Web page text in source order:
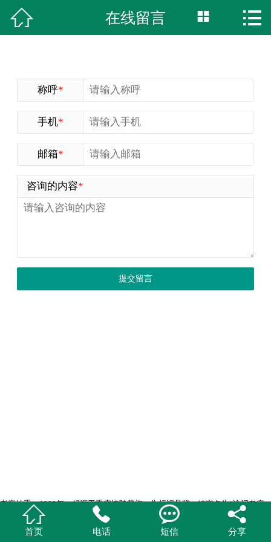
首页
新闻资讯
获奖时刻
阅读美食
商标授权
 在线留言  
称呼*
手机*
邮箱*
咨询的内容*
提交留言

首页

电话

短信

分享
老麻抄手，1999年，起源于重庆涪陵黄旗，为标识品牌，特定名为“渝记老麻
抄手”，经过近20多年的发展，加盟店遍布全国，为众多加盟商创造财富神
话，有部分加盟商年收入超过50万！